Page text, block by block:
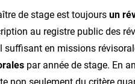
de stage est toujours un
au registre public des
suffisant en missions
par année de stage. En